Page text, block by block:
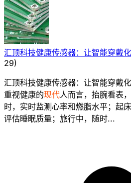
汇顶科技健康传感器：让智能穿戴
29)
汇顶科技健康传感器：让智能穿戴
重视健康的现代人而言，抬腕看表
时，实时监测心率和燃脂水平；起
评估睡眠质量；旅行中，随时...